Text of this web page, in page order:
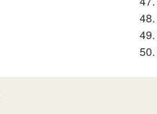
48.
49.
50.